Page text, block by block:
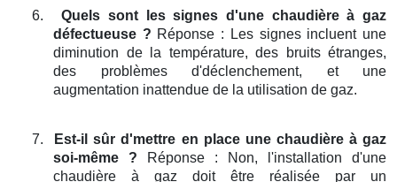
6.
Quels sont les signes d'une chaudière à gaz
défectueuse ? Réponse : Les signes incluent une
diminution de la température, des bruits étranges,
des problèmes d'déclenchement, et une
augmentation inattendue de la utilisation de gaz.
7.
Est-il sûr d'mettre en place une chaudière à gaz
soi-même ? Réponse : Non, l'installation d'une
chaudière à gaz doit être réalisée par un